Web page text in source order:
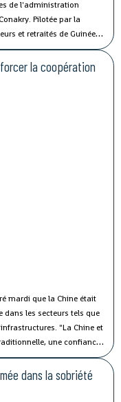
de l'administration
Pilotée par la
et retraités de Guinée)
de 7 jours
de vie et de travail des
la coopération
mardi que la Chine était
dans les secteurs tels que
"La Chine et
une confiance
a affirmé M. Li lors de sa
à Beijing.
dans la sobriété